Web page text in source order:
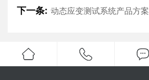
下一条: 动态应变测试系统产品方案